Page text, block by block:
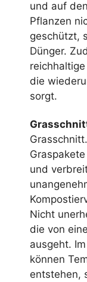
und auf
Pflanzen
geschützt,
Dünger.
die
sorgt.
und
Nicht
die von
ausgeht.
können
entstehen,